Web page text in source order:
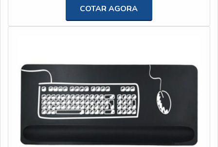
Estado Sólido, em português) é um modelo de
armazenamento mais rápido e silencioso que os HDDs
fundamental e garante mais velocidade nas tarefas
computacionais. Benefícios do notebook com ssd Por
ser um equipamento extremamente versátil e funcional,
a principal característica de um notebook é a mobilidade.
Com ele, é possível levar todas as suas atividades
corporativas e educacionais para fora, seja na estrada,
em um avião ou em qualquer outro ambiente que
disponha uma tomada de energia elétrica. Além disso, o
COTAR AGORA